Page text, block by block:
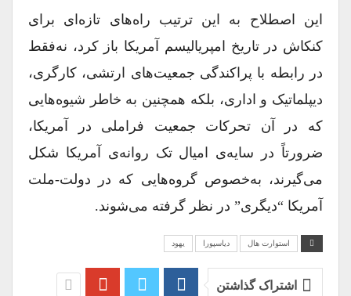
این اصطلاح به ‌این ‌ترتیب راه‌های تازه‌ای برای
کنکاش در تاریخ امپریالیسم آمریکا باز کرد، نه‌فقط
در رابطه با پراکندگی جمعیت‌های ارتشی، کارگری،
دیپلماتیک و اداری، بلکه همچنین به خاطر شیوه‌هایی
که در آن تحرکات جمعیت فراملی در آمریکا،
ضرورتاً در سایه‌ی امیال تک روانه‌ی آمریکا شکل
می‌گیرند، به‌خصوص گروه‌هایی که در دولت-ملت
آمریکا “دیگری” در نظر گرفته می‌شوند.
استوارت هال دیاسپورا یهود
اشتراک گذاشتن